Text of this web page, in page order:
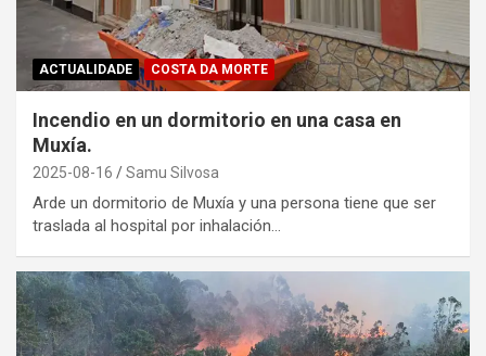
ACTUALIDADE COSTA DA MORTE
Incendio en un dormitorio en una casa en
Muxía.
2025-08-16 Samu Silvosa
Arde un dormitorio de Muxía y una persona tiene que ser
traslada al hospital por inhalación…